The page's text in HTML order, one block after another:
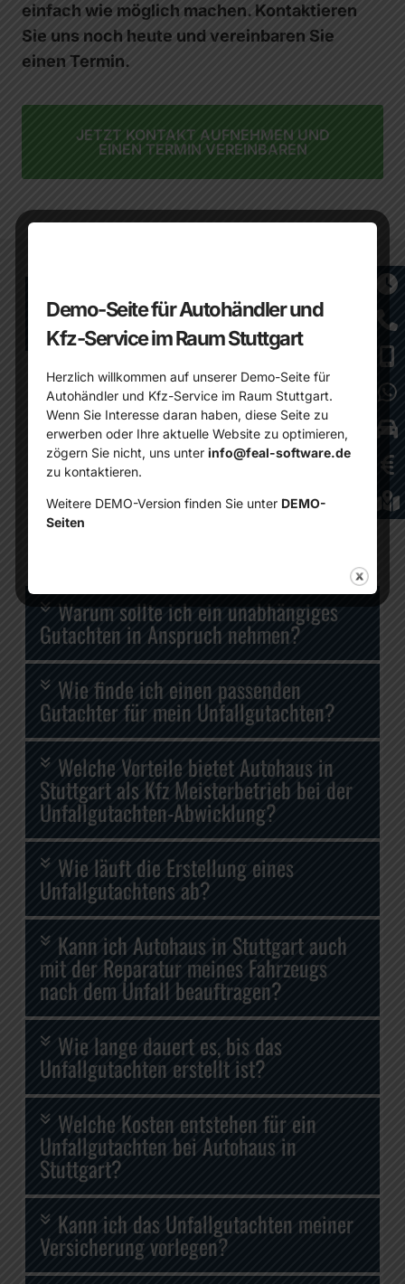
einfach wie möglich machen. Kontaktieren
Sie uns noch heute und vereinbaren Sie
einen Termin.
JETZT KONTAKT AUFNEHMEN UND
EINEN TERMIN VEREINBAREN
Was ist ein Unfallgutachten und
warum ist es wichtig?
Ein Unfallgutachten ist eine professionelle
Dokumentation aller Schäden an einem
Fahrzeug nach einem Unfall. Es ist
wichtig, um den Umfang der
Reparaturarbeiten festzustellen, den
Schaden gegenüber der Versicherung
nachzuweisen und die Ansprüche
Warum sollte ich ein unabhängiges
Gutachten in Anspruch nehmen?
Wie finde ich einen passenden
Gutachter für mein Unfallgutachten?
Welche Vorteile bietet Autohaus in
Stuttgart als Kfz Meisterbetrieb bei der
Unfallgutachten-Abwicklung?
Wie läuft die Erstellung eines
Unfallgutachtens ab?
Kann ich Autohaus in Stuttgart auch
mit der Reparatur meines Fahrzeugs
nach dem Unfall beauftragen?
Wie lange dauert es, bis das
Unfallgutachten erstellt ist?
Welche Kosten entstehen für ein
Unfallgutachten bei Autohaus in
Stuttgart?
Kann ich das Unfallgutachten meiner
Versicherung vorlegen?
Demo-Seite für Autohändler und
Kfz-Service im Raum Stuttgart
Herzlich willkommen auf unserer Demo-Seite für
Autohändler und Kfz-Service im Raum Stuttgart.
Wenn Sie Interesse daran haben, diese Seite zu
erwerben oder Ihre aktuelle Website zu optimieren,
zögern Sie nicht, uns unter info@feal-software.de
zu kontaktieren.
Weitere DEMO-Version finden Sie unter DEMO-
Seiten